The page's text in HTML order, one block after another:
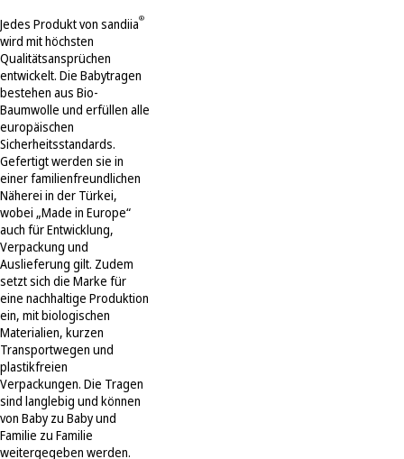
Jedes Produkt von sandiia®
wird mit höchsten
Qualitätsansprüchen
entwickelt. Die Babytragen
bestehen aus Bio-
Baumwolle und erfüllen alle
europäischen
Sicherheitsstandards.
Gefertigt werden sie in
einer familienfreundlichen
Näherei in der Türkei,
wobei „Made in Europe“
auch für Entwicklung,
Verpackung und
Auslieferung gilt. Zudem
setzt sich die Marke für
eine nachhaltige Produktion
ein, mit biologischen
Materialien, kurzen
Transportwegen und
plastikfreien
Verpackungen. Die Tragen
sind langlebig und können
von Baby zu Baby und
Familie zu Familie
weitergegeben werden.